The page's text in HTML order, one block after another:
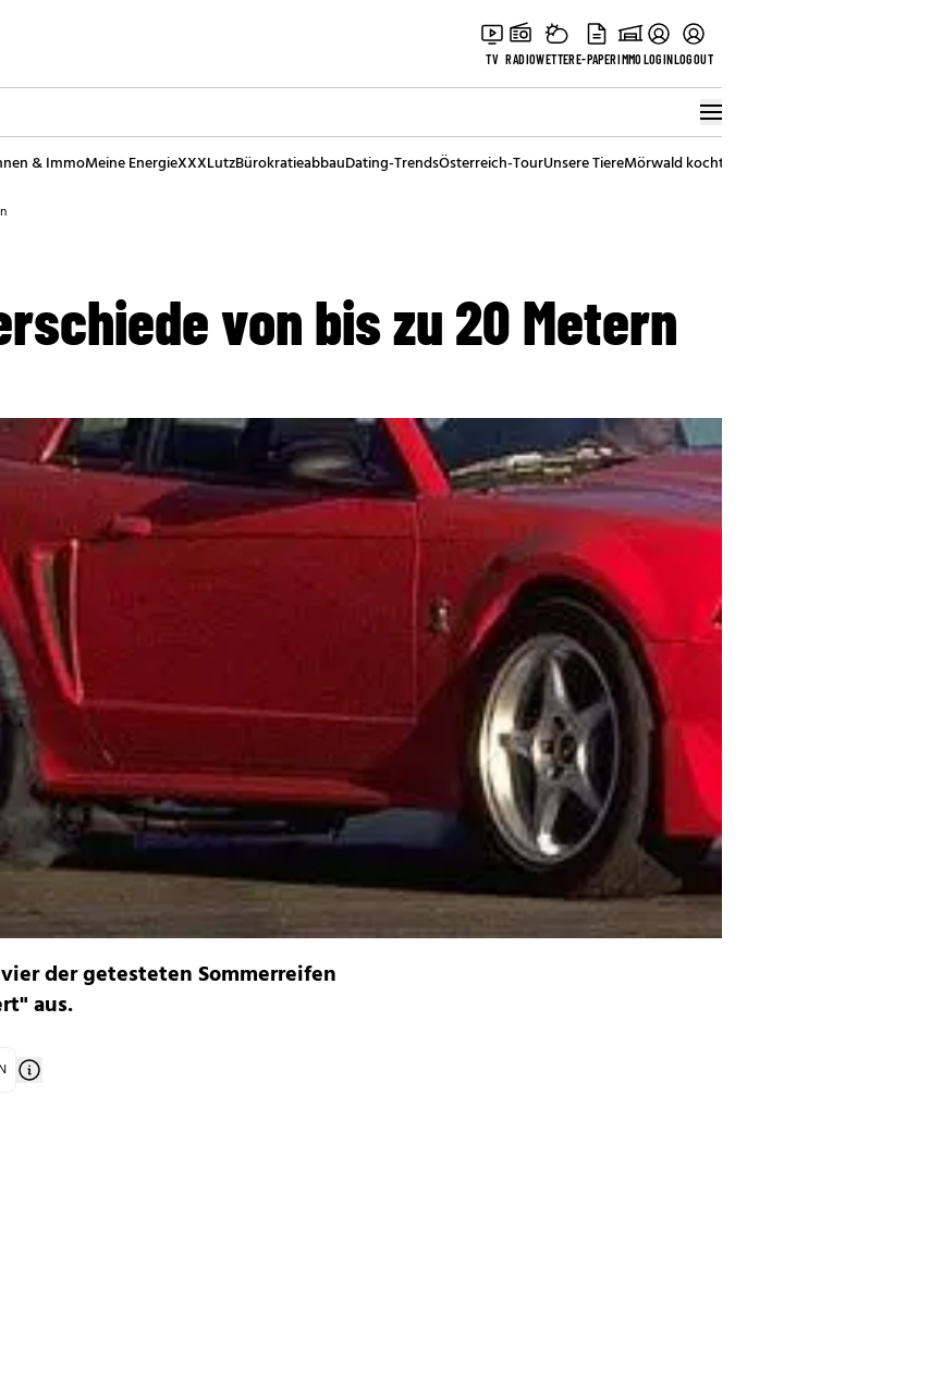
TV RADIOWETTERE-PAPERIMMOLOGINLOGOUT
& ImmoMeine EnergieXXXLutzBürokratieabbauDating-TrendsÖsterreich-TourUnsere TiereMörwald kocht
von bis zu 20 Metern
der getesteten Sommerreifen
aus.